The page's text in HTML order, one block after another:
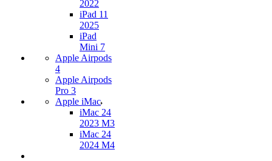
2022
iPad 11
2025
iPad
Mini 7
Apple Airpods
4
Apple Airpods
Pro 3
Apple iMac
iMac 24
2023 M3
iMac 24
2024 M4